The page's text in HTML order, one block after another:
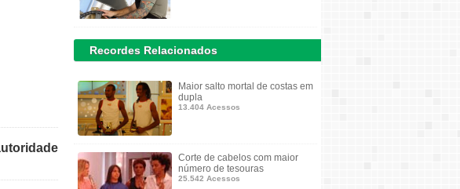
Recordes Relacionados
Maior salto mortal de costas em
dupla
13.404 Acessos
Corte de cabelos com maior
número de tesouras
25.542 Acessos